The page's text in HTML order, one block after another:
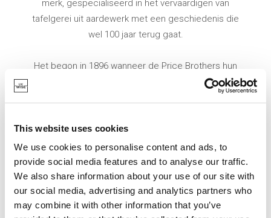
This website uses cookies
We use cookies to personalise content and ads, to
provide social media features and to analyse our traffic.
We also share information about your use of our site with
our social media, advertising and analytics partners who
may combine it with other information that you’ve
merk, gespecialiseerd in het vervaardigen van
tafelgerei uit aardewerk met een geschiedenis die
wel 100 jaar terug gaat.
Het begon in 1896 wanneer de Price Brothers hun
productie van aardewerk startten in Burslem en
onmiddellijk bekend werden om hun karakteristieke
een nauwe samenwerkingsband met Kensington
Potteries, een bedrijf gekend om hun originele
theepotten. De twee bedrijven vormden in 1962 het
tot op vandaag alom bekende Price & Kensington.
Met hun rijke geschiedenis en liefde voor theepotten